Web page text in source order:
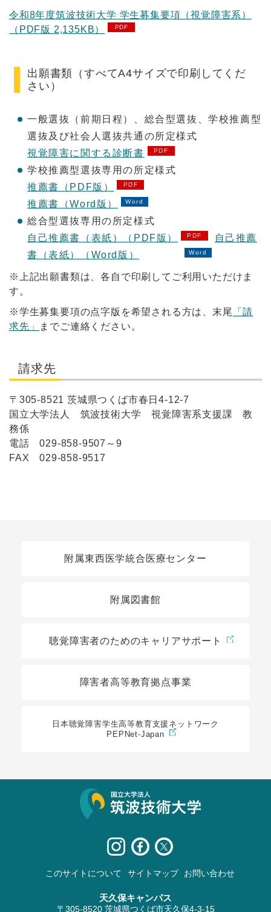
令和8年度筑波技術大学 学生募集要項（視覚障害系）
（PDF版 2,135KB）
出願書類（すべてA4サイズで印刷してくだ
さい）
一般選抜（前期日程）、総合型選抜、学校推薦型
選抜及び社会人選抜共通の所定様式
視覚障害に関する診断書
学校推薦型選抜専用の所定様式
推薦書（PDF版）
推薦書（Word版）
総合型選抜専用の所定様式
自己推薦書（表紙）（PDF版）
自己推薦
書（表紙）（Word版）
※上記出願書類は、各自で印刷してご利用いただけま
す。
※学生募集要項の点字版を希望される方は、末尾 「請
求先」
までご連絡ください。
請求先
〒305-8521 茨城県つくば市春日4-12-7
国立大学法人 筑波技術大学 視覚障害系支援課 教
務係
電話 029-858-9507～9
FAX 029-858-9517
附属東西医学統合医療センター
附属図書館
聴覚障害者のためのキャリアサポート
障害者高等教育拠点事業
日本聴覚障害学生高等教育支援ネットワーク
PEPNet-Japan
このサイトについて サイトマップ お問い合わせ
天久保キャンパス
〒305-8520 茨城県つくば市天久保4-3-15